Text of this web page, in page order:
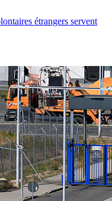
étrangers servent